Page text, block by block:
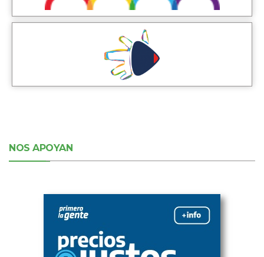
NOS APOYAN